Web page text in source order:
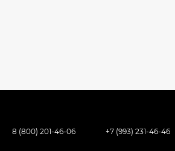
8 (800) 201-46-06 +7 (993) 231-46-46